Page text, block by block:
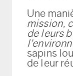
Une
mission,
de leurs
sapins
de leur